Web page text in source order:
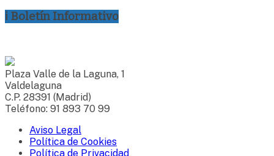
ℹ Boletín Informativo
Plaza Valle de la Laguna, 1
Valdelaguna
C.P. 28391 (Madrid)
Teléfono: 91 893 70 99
Aviso Legal
Política de Cookies
Política de Privacidad